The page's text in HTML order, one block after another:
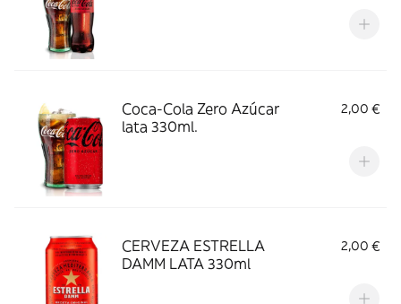
Coca-Cola Zero Azúcar
lata 330ml.
2,00 €
CERVEZA ESTRELLA
DAMM LATA 330ml
2,00 €